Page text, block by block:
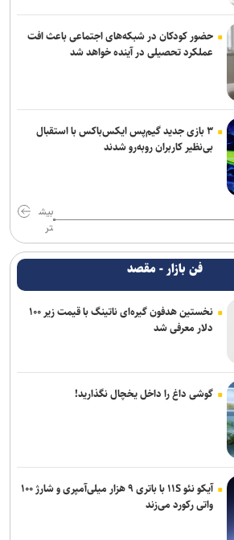
حضور کودکان در شبکه‌های اجتماعی باعث افت
عملکرد تحصیلی در آینده خواهد شد
۳ بازی جدید گیم‌پس ایکس‌باکس با استقبال
بی‌نظیر کاربران روبه‌رو شدند
بیش
تر
فن بازار - مقصد
نخستین هدفون گیره‌ای ناتینگ با قیمت زیر ۱۰۰
دلار معرفی شد
گوشی داغ را داخل یخچال نگذارید!
آیکو نئو ۱۱S با باتری ۹ هزار میلی‌آمپری و شارژ ۱۰۰
واتی رکورد می‌زند